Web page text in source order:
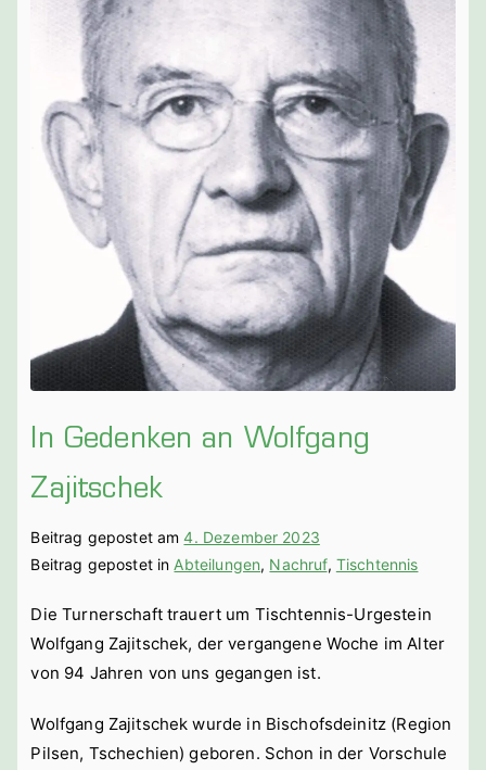
bach a. d.
Saale
In Gedenken an Wolfgang
Zajitschek
Beitrag gepostet am4. Dezember 2023
Beitrag gepostet in Abteilungen, Nachruf, Tischtennis
Die Turnerschaft trauert um Tischtennis-Urgestein
Wolfgang Zajitschek, der vergangene Woche im Alter
von 94 Jahren von uns gegangen ist.
Wolfgang Zajitschek wurde in Bischofsdeinitz (Region
Pilsen, Tschechien) geboren. Schon in der Vorschule